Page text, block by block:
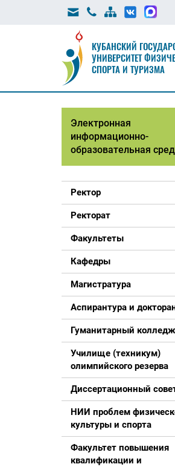
КУБАНСКИЙ
УНИВЕРСИТЕТ
СПОРТА И ТУРИЗМА
Электронная
информационно-
образовательная
Ректор
Ректорат
Факультеты
Кафедры
Магистратура
Аспирантура и
Гуманитарный колледж
Училище (техникум)
олимпийского резерва
Диссертационный
НИИ проблем
культуры и спорта
Факультет повышения
квалификации и